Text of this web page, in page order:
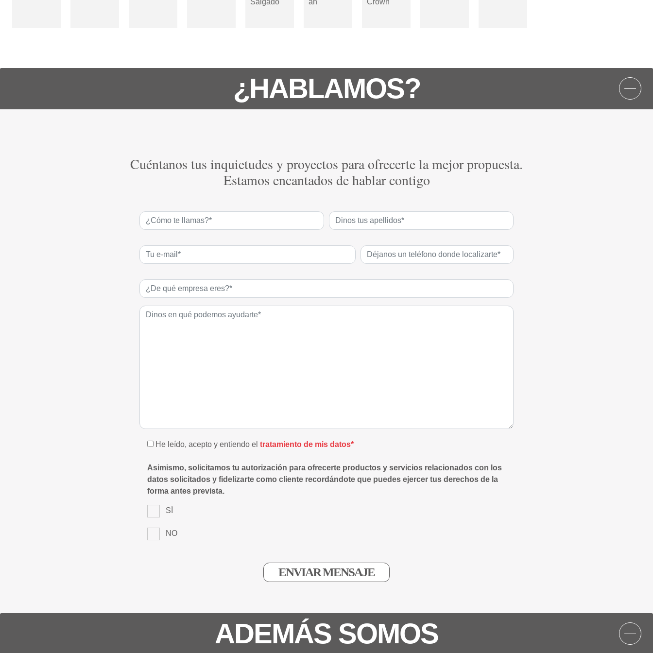
¿HABLAMOS?
Cuéntanos tus inquietudes y proyectos para ofrecerte la mejor propuesta.
Estamos encantados de hablar contigo
He leído, acepto y entiendo el tratamiento de mis datos*
Asimismo, solicitamos tu autorización para ofrecerte productos y servicios relacionados con los
datos solicitados y fidelizarte como cliente recordándote que puedes ejercer tus derechos de la
forma antes prevista.
SÍ
NO
ADEMÁS SOMOS